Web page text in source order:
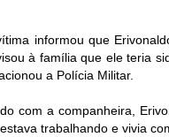
informou que
à família que ele teria
a Polícia Militar.
com a companheira,
trabalhando e vivia